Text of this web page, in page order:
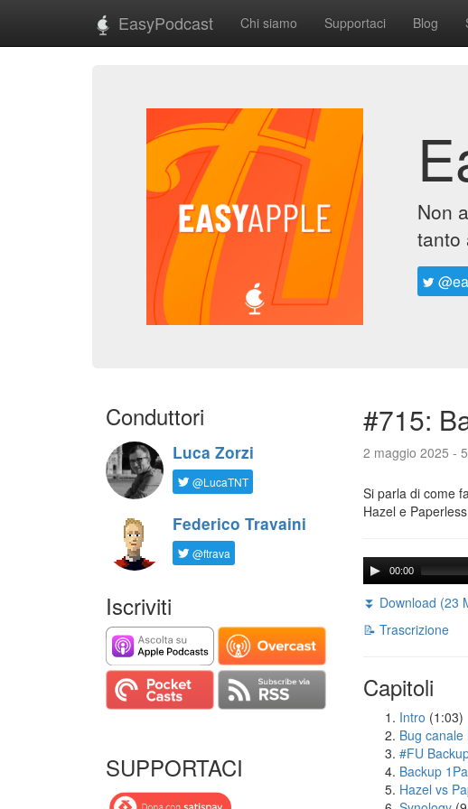
EasyPodcast Chi siamo Supportaci Blog
Non
tanto
Conduttori
Luca Zorzi
@LucaTNT
Federico Travaini
@ftrava
Iscriviti
SUPPORTACI
#715:
2 maggio 2025 -
Si parla di come
Hazel e
00:00
⏬ Download (23
📝 Trascrizione
Capitoli
Intro (1:03)
Bug canale
#FU
Backup
Hazel vs